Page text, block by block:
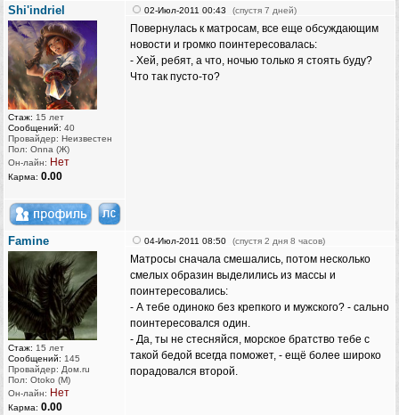
Shi'indriel
Стаж: 15 лет
Сообщений: 40
Провайдер: Неизвестен
Пол: Onna (Ж)
Он-лайн: Нет
Карма: 0.00
02-Июл-2011 00:43 (спустя 7 дней)
Повернулась к матросам, все еще обсуждающим
новости и громко поинтересовалась:
- Хей, ребят, а что, ночью только я стоять буду?
Что так пусто-то?
Famine
Стаж: 15 лет
Сообщений: 145
Провайдер: Дом.ru
Пол: Otoko (M)
Он-лайн: Нет
Карма: 0.00
04-Июл-2011 08:50 (спустя 2 дня 8 часов)
Матросы сначала смешались, потом несколько
смелых образин выделились из массы и
поинтересовались:
- А тебе одиноко без крепкого и мужского? - сально
поинтересовался один.
- Да, ты не стесняйся, морское братство тебе с
такой бедой всегда поможет, - ещё более широко
порадовался второй.